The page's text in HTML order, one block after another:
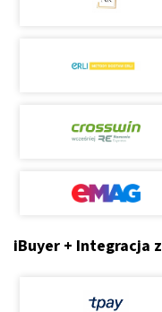
iBuyer + Integracja